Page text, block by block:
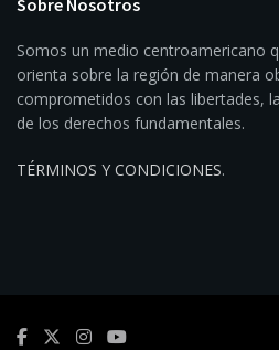
Sobre Nosotros
Somos un medio centroamericano
orienta sobre la región de manera
comprometidos con las libertades,
de los derechos fundamentales.
TÉRMINOS Y CONDICIONES.